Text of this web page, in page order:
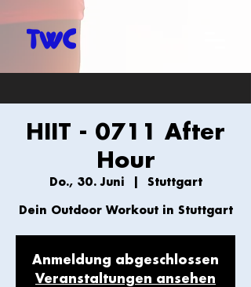
HIIT - 0711 After
Hour
Do., 30. Juni Stuttgart
Dein Outdoor Workout in Stuttgart
Anmeldung abgeschlossen
Veranstaltungen ansehen